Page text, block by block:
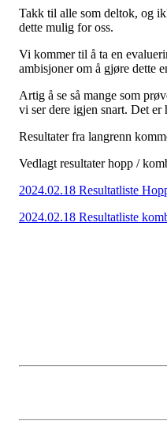
Takk til alle som deltok, og
dette mulig for oss.
Vi kommer til å ta en
ambisjoner om å gjøre dette
Artig å se så mange som
vi ser dere igjen snart. Det
Resultater fra langrenn
Vedlagt resultater hopp /
2024.02.18 Resultatliste
2024.02.18 Resultatliste